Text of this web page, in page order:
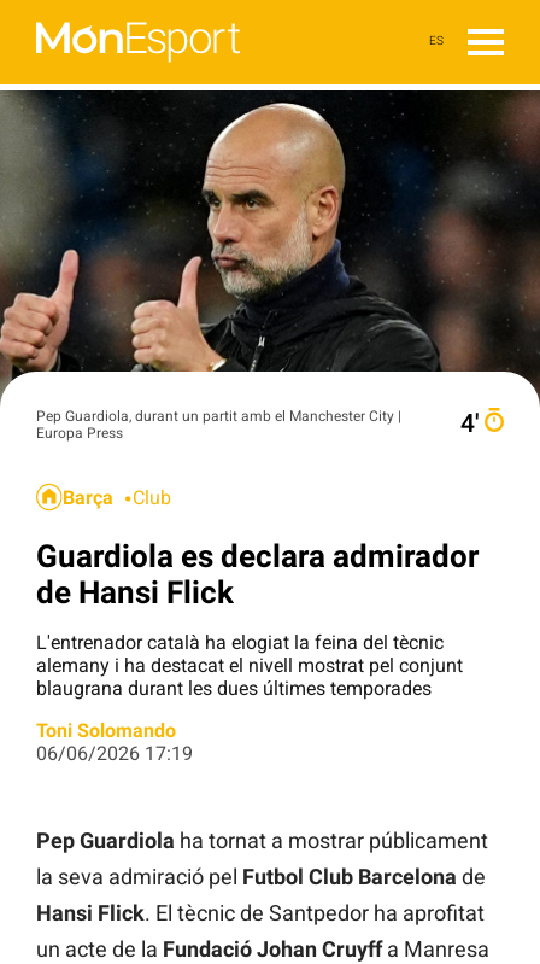
ES
Pep Guardiola, durant un partit amb el Manchester City |
Europa Press
4′
Barça Club
Guardiola es declara admirador
de Hansi Flick
L'entrenador català ha elogiat la feina del tècnic
alemany i ha destacat el nivell mostrat pel conjunt
blaugrana durant les dues últimes temporades
Toni Solomando
06/06/2026 17:19
Pep Guardiola ha tornat a mostrar públicament
la seva admiració pel Futbol Club Barcelona de
Hansi Flick. El tècnic de Santpedor ha aprofitat
un acte de la Fundació Johan Cruyffa Manresa